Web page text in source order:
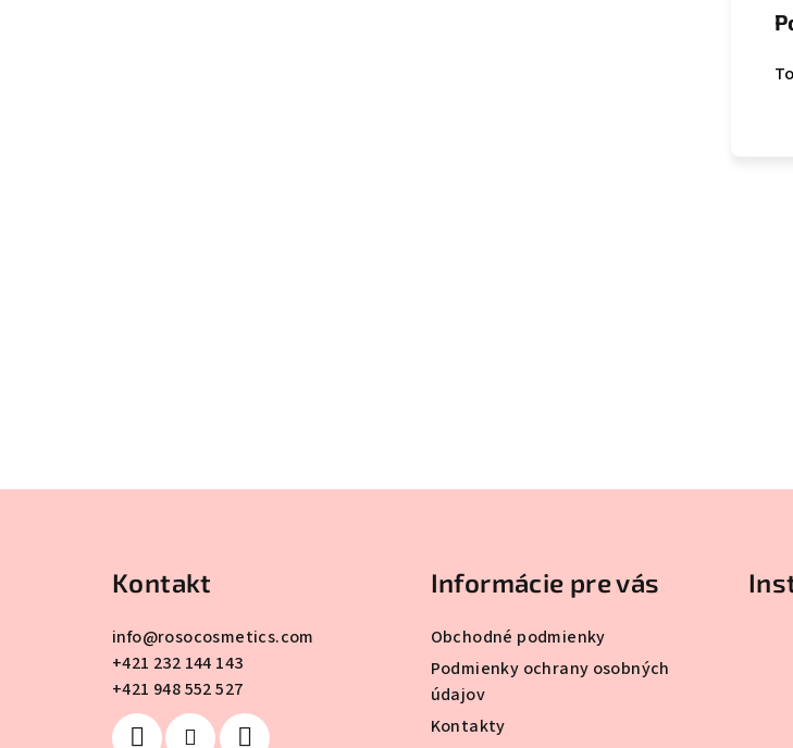
Kontakt
info@rosocosmetics.com
+421 232 144 143
+421 948 552 527
Informácie pre vás
Obchodné podmienky
Podmienky ochrany osobných
údajov
Kontakty